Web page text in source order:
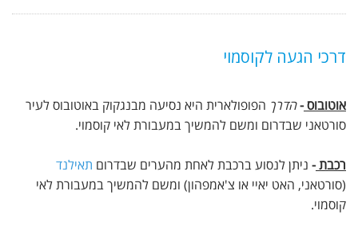
דרכי הגעה לקוסמוי
אוטובוס-הדרך הפופולארית היא נסיעה מבנגקוק באוטובוס לעיר
סורטאני שבדרום ומשם להמשיך במעבורת לאי קוסמוי.
רכבת- ניתן לנסוע ברכבת לאחת מהערים שבדרום תאילנד
(סורטאני, האט יאיי או צ'אמפהון) ומשם להמשיך במעבורת לאי
קוסמוי.